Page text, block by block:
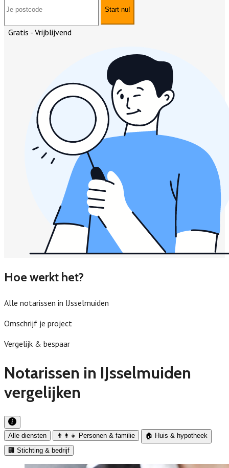
Start nu!
Gratis - Vrijblijvend
Hoe werkt het?
Alle notarissen in IJsselmuiden
Omschrijf je project
Vergelijk & bespaar
Notarissen in IJsselmuiden
vergelijken
Alle diensten 👨‍👩‍👧 Personen & familie
🏠 Huis & hypotheek
🏢 Stichting & bedrijf